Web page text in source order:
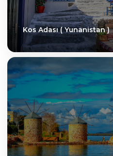
Kos Adası ( Yunanistan )